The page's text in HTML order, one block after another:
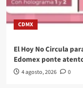
CDMX
El Hoy No Circula
Edomex ponte
4 agosto, 2026 0